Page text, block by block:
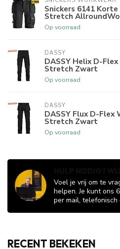
Snickers 6141
Stretch
Op voorraad
DASSY
DASSY Helix D-
Stretch Zwart
Op voorraad
DASSY
DASSY Flux D-Flex
Stretch Zwart
Op voorraad
Voel je vrij om te
helpen. Je kunt ons
per mail, telefonisch
RECENT BEKEKEN